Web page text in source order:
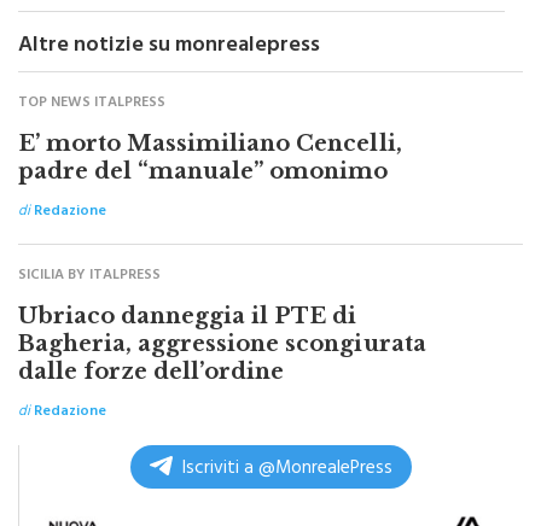
Altre notizie su monrealepress
TOP NEWS ITALPRESS
E’ morto Massimiliano Cencelli,
padre del “manuale” omonimo
diRedazione
SICILIA BY ITALPRESS
Ubriaco danneggia il PTE di
Bagheria, aggressione scongiurata
dalle forze dell’ordine
diRedazione
Iscriviti a @MonrealePress